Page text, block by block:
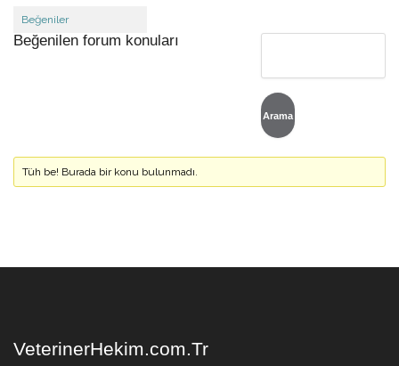
Beğeniler
Beğenilen forum konuları
Tüh be! Burada bir konu bulunmadı.
VeterinerHekim.com.Tr